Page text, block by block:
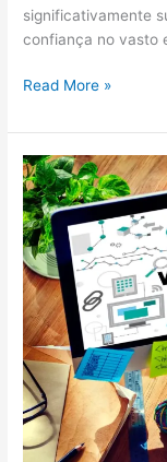
significativamente
confiança no vasto
Read More »
Inovações
Tecnológicas
no
Design
de
Sites:
Tendências
que
Você
Precisa
Conhecer